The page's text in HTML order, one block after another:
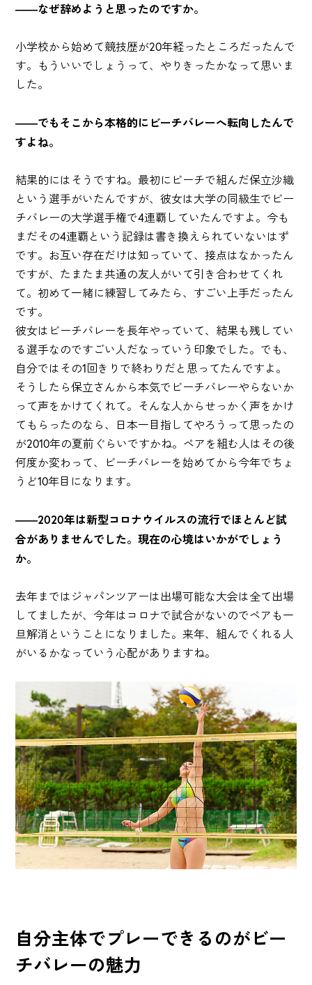
――なぜ辞めようと思ったのですか。
小学校から始めて競技歴が20年経ったところだったんで
す。もういいでしょうって、やりきったかなって思いま
した。
――でもそこから本格的にビーチバレーへ転向したんで
すよね。
結果的にはそうですね。最初にビーチで組んだ保立沙織
という選手がいたんですが、彼女は大学の同級生でビー
チバレーの大学選手権で4連覇していたんですよ。今も
まだその4連覇という記録は書き換えられていないはず
です。お互い存在だけは知っていて、接点はなかったん
ですが、たまたま共通の友人がいて引き合わせてくれ
て。初めて一緒に練習してみたら、すごい上手だったん
です。
彼女はビーチバレーを長年やっていて、結果も残してい
る選手なのですごい人だなっていう印象でした。でも、
自分ではその1回きりで終わりだと思ってたんですよ。
そうしたら保立さんから本気でビーチバレーやらないか
って声をかけてくれて。そんな人からせっかく声をかけ
てもらったのなら、日本一目指してやろうって思ったの
が2010年の夏前ぐらいですかね。ペアを組む人はその後
何度か変わって、ビーチバレーを始めてから今年でちょ
うど10年目になります。
――2020年は新型コロナウイルスの流行でほとんど試
合がありませんでした。現在の心境はいかがでしょう
か。
去年まではジャパンツアーは出場可能な大会は全て出場
してましたが、今年はコロナで試合がないのでペアも一
旦解消ということになりました。来年、組んでくれる人
がいるかなっていう心配がありますね。
自分主体でプレーできるのがビー
チバレーの魅力